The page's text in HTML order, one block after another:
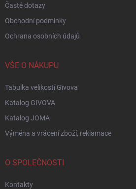
Časté dotazy
Obchodní podmínky
Ochrana osobních údajů
VŠE O NÁKUPU
Tabulka velikostí Givova
Katalog GIVOVA
Katalog JOMA
Výměna a vrácení zboží, reklamace
O SPOLEČNOSTI
Kontakty